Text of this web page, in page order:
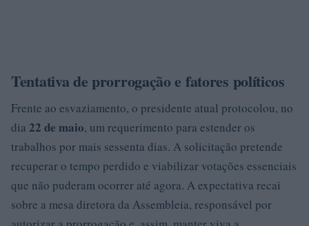
Tentativa de prorrogação e fatores políticos
Frente ao esvaziamento, o presidente atual protocolou, no
dia 22 de maio, um requerimento para estender os
trabalhos por mais sessenta dias. A solicitação pretende
recuperar o tempo perdido e viabilizar votações essenciais
que não puderam ocorrer até agora. A expectativa recai
sobre a mesa diretora da Assembleia, responsável por